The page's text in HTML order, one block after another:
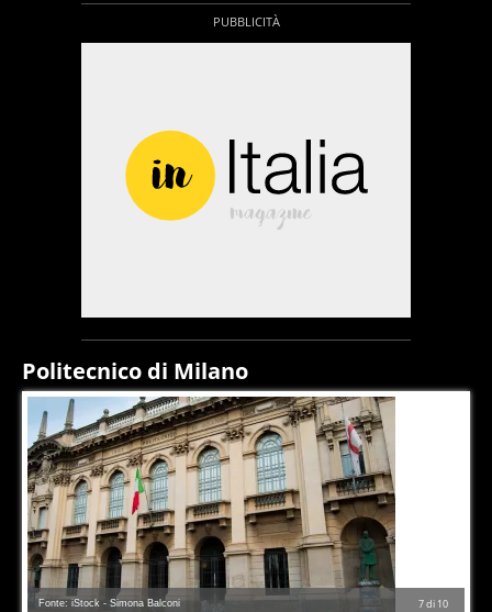
Politecnico di Milano
7di 10
Fonte: iStock - Simona Balconi